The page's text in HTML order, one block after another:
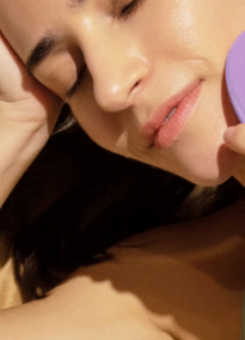
NOVIDADE
FAQ™ Pure Beauty-
BREAKING NEWS
issa™ Teeth
Idioma
English
Français
Türkçe
简体